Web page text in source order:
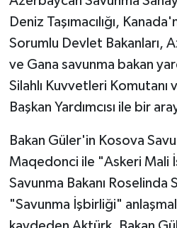
Deniz Taşımacılığı,
Sorumlu Devlet Bakanları,
ve Gana savunma bakan
Silahlı Kuvvetleri Komutanı
Başkan Yardımcısı ile bir
Bakan Güler'in Kosova
Maqedonci ile "Askeri Mali
Savunma Bakanı Roselinda
"Savunma İşbirliği"